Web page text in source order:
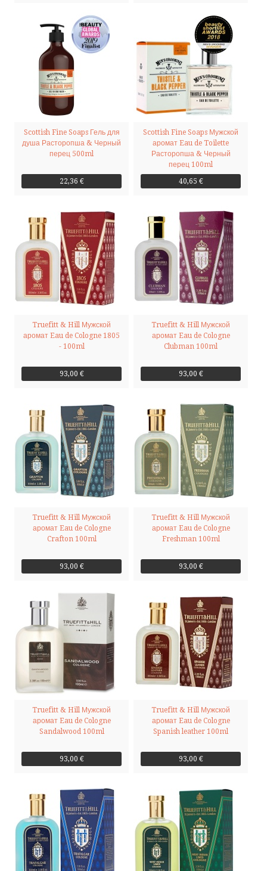
Scottish Fine Soaps Гель для
душа Расторопша & Черный
перец 500ml
22,36 €
Scottish Fine Soaps Мужской
аромат Eau de Toilette
Расторопша & Черный
перец 100ml
40,65 €
Truefitt & Hill Мужской
аромат Eau de Cologne 1805
- 100ml
93,00 €
Truefitt & Hill Мужской
аромат Eau de Cologne
Clubman 100ml
93,00 €
Truefitt & Hill Мужской
аромат Eau de Cologne
Crafton 100ml
93,00 €
Truefitt & Hill Мужской
аромат Eau de Cologne
Freshman 100ml
93,00 €
Truefitt & Hill Мужской
аромат Eau de Cologne
Sandalwood 100ml
93,00 €
Truefitt & Hill Мужской
аромат Eau de Cologne
Spanish leather 100ml
93,00 €